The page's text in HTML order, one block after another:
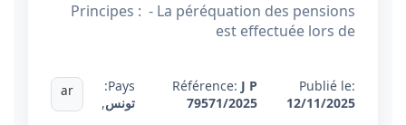
Principes : - La péréquation des pensions
est effectuée lors de
Publié le:
12/11/2025
Référence: J P
79571/2025
Pays:
تونس,
ar